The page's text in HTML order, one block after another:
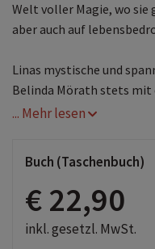
Welt voller Magie, wo
aber auch auf
Linas mystische und
Belinda Mörath stets mit
Beschreibung
Nachdem Lina, eine
Prophezeiung. Begleitet
anderen Weggefährten
rationellen Denken in
... Mehr lesen
Buch (Taschenbuch)
€ 22,90
inkl. gesetzl. MwSt.